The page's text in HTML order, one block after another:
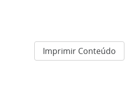
Imprimir Conteúdo